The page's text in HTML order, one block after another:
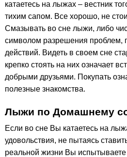
катаетесь на лыжах – вестник
тихим сапом. Все хорошо, не
Смазывать во сне лыжи, либо
символом разрешения проблем,
действий. Видеть в своем сне
крепко стоять на них означает
добрыми друзьями. Покупать
полезные знакомства.
Лыжи по Домашнему
Если во сне Вы катаетесь на
удовольствия, не пытаясь
реальной жизни Вы